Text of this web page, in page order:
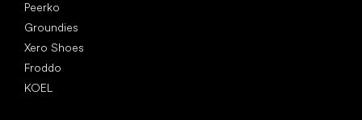
Peerko
Groundies
Xero Shoes
Froddo
KOEL